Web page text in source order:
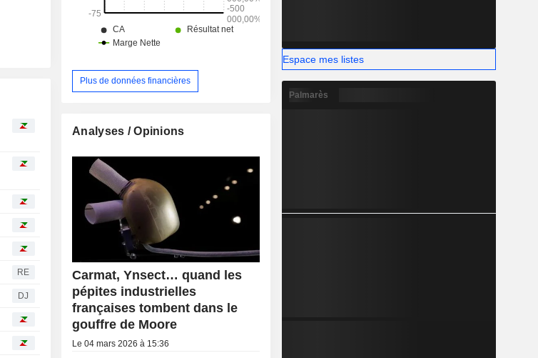
RE
DJ
Plus de données financières
Analyses / Opinions
Carmat, Ynsect… quand les
pépites industrielles
françaises tombent dans le
gouffre de Moore
Le 04 mars 2026 à 15:36
Espace mes listes
Palmarès